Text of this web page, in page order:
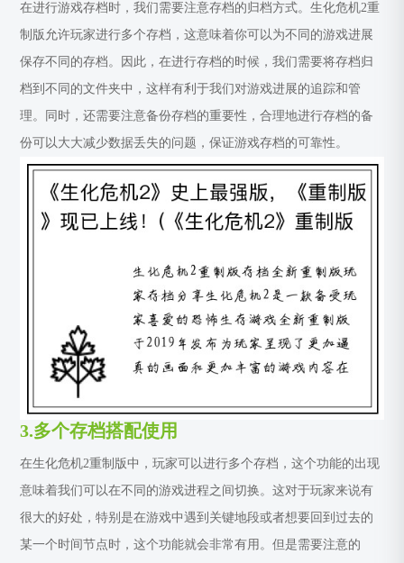
在进行游戏存档时，我们需要注意存档的归档方式。生化危机2重
制版允许玩家进行多个存档，这意味着你可以为不同的游戏进展
保存不同的存档。因此，在进行存档的时候，我们需要将存档归
档到不同的文件夹中，这样有利于我们对游戏进展的追踪和管
理。同时，还需要注意备份存档的重要性，合理地进行存档的备
份可以大大减少数据丢失的问题，保证游戏存档的可靠性。
3.多个存档搭配使用
在生化危机2重制版中，玩家可以进行多个存档，这个功能的出现
意味着我们可以在不同的游戏进程之间切换。这对于玩家来说有
很大的好处，特别是在游戏中遇到关键地段或者想要回到过去的
某一个时间节点时，这个功能就会非常有用。但是需要注意的